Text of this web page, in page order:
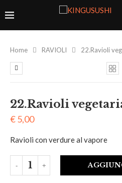
Home RAVIOLI 22.Ravioli
22.Ravioli
€5,00
Ravioli con verdure al vapore